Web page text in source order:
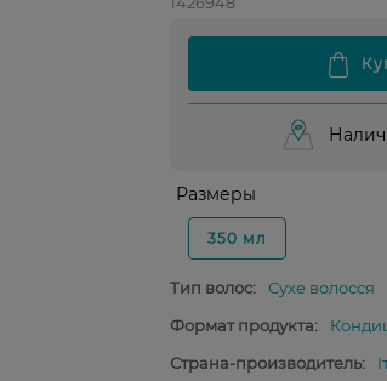
Размеры
350 мл
Тип волос:
Сухе волосся
Формат продукта:
Страна-производитель: